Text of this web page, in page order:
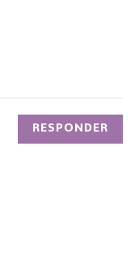
RESPONDER